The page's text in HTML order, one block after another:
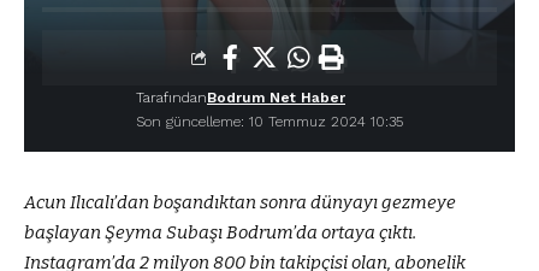
Son güncelleme: 10 Temmuz 2024 10:35
TarafındanBodrum Net Haber
Acun Ilıcalı’dan boşandıktan sonra dünyayı gezmeye
başlayan Şeyma Subaşı Bodrum’da ortaya çıktı.
Instagram’da 2 milyon 800 bin takipçisi olan, abonelik